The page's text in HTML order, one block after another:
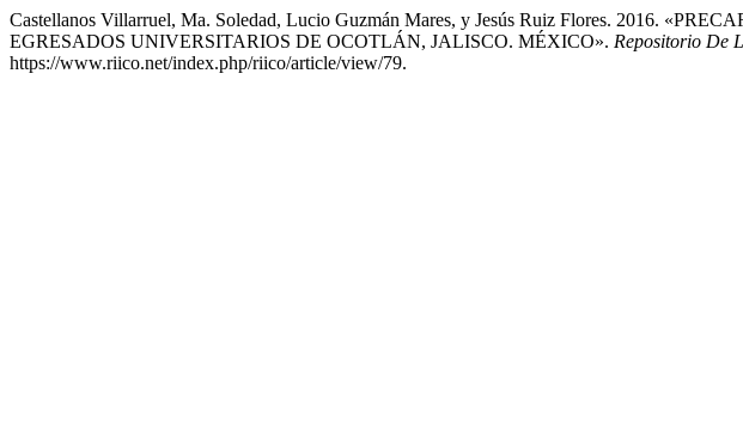
Castellanos Villarruel, Ma. Soledad, Lucio Guzmán Mares, y Jesús Ruiz Flores. 2016.
EGRESADOS UNIVERSITARIOS DE OCOTLÁN, JALISCO. MÉXICO». Repositorio De
https://www.riico.net/index.php/riico/article/view/79.